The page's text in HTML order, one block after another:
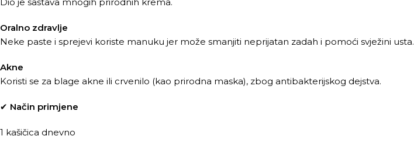
Oralno zdravlje
Neke paste i sprejevi koriste manuku jer može smanjiti neprijatan zadah i pomoći svježini usta.
Akne
Koristi se za blage akne ili crvenilo (kao prirodna maska), zbog antibakterijskog dejstva.
✔ Način primjene
1 kašičica dnevno